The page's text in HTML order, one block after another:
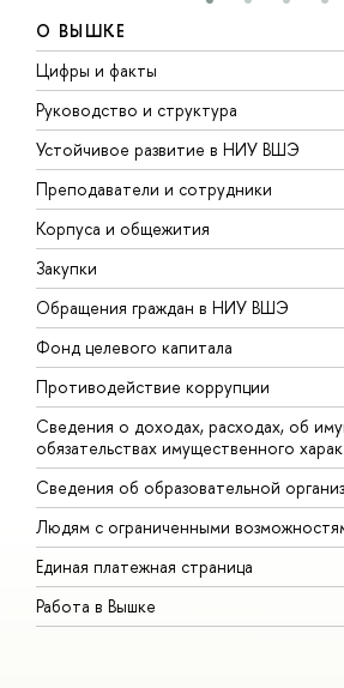
О ВЫШКЕ
Цифры и факты
Руководство и структура
Устойчивое развитие в НИУ ВШЭ
Преподаватели и сотрудники
Корпуса и общежития
Закупки
Обращения граждан в НИУ ВШЭ
Фонд целевого капитала
Противодействие коррупции
Сведения о доходах, расходах, об
обязательствах имущественного
Сведения об образовательной
Людям с ограниченными
Единая платежная страница
Работа в Вышке